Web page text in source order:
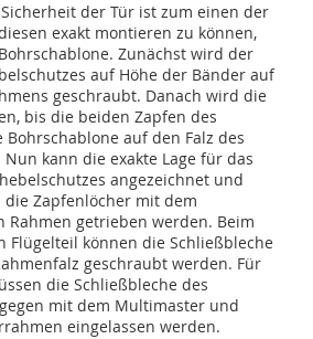
der Tür ist zum einen der
exakt montieren zu können,
Zunächst wird der
auf Höhe der Bänder auf
geschraubt. Danach wird die
bis die beiden Zapfen des
auf den Falz des
kann die exakte Lage für das
angezeichnet und
Zapfenlöcher mit dem
Rahmen getrieben werden. Beim
Flügelteil können die Schließbleche
geschraubt werden. Für
die Schließbleche des
mit dem Multimaster und
eingelassen werden.